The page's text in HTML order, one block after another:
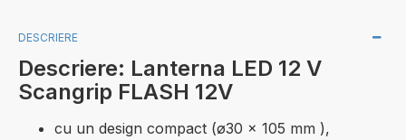
DESCRIERE
Descriere: Lanterna LED 12 V
Scangrip FLASH 12V
cu un design compact (ø30 x 105 mm ),